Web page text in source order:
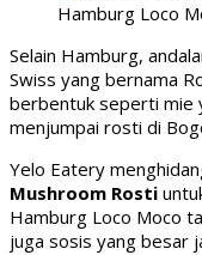
Hamburg Loco
Selain Hamburg,
Swiss yang bernama
berbentuk seperti mie
menjumpai rosti di
Yelo Eatery
Mushroom Rosti
Hamburg Loco Moco
juga sosis yang besar